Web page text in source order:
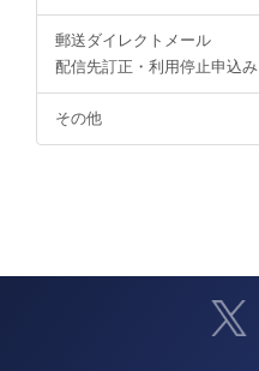
郵送ダイレクトメール
配信先訂正・利用停止申込み
その他